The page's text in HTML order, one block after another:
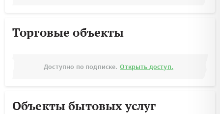
Торговые объекты
Доступно по подписке. Открыть доступ.
Объекты бытовых услуг